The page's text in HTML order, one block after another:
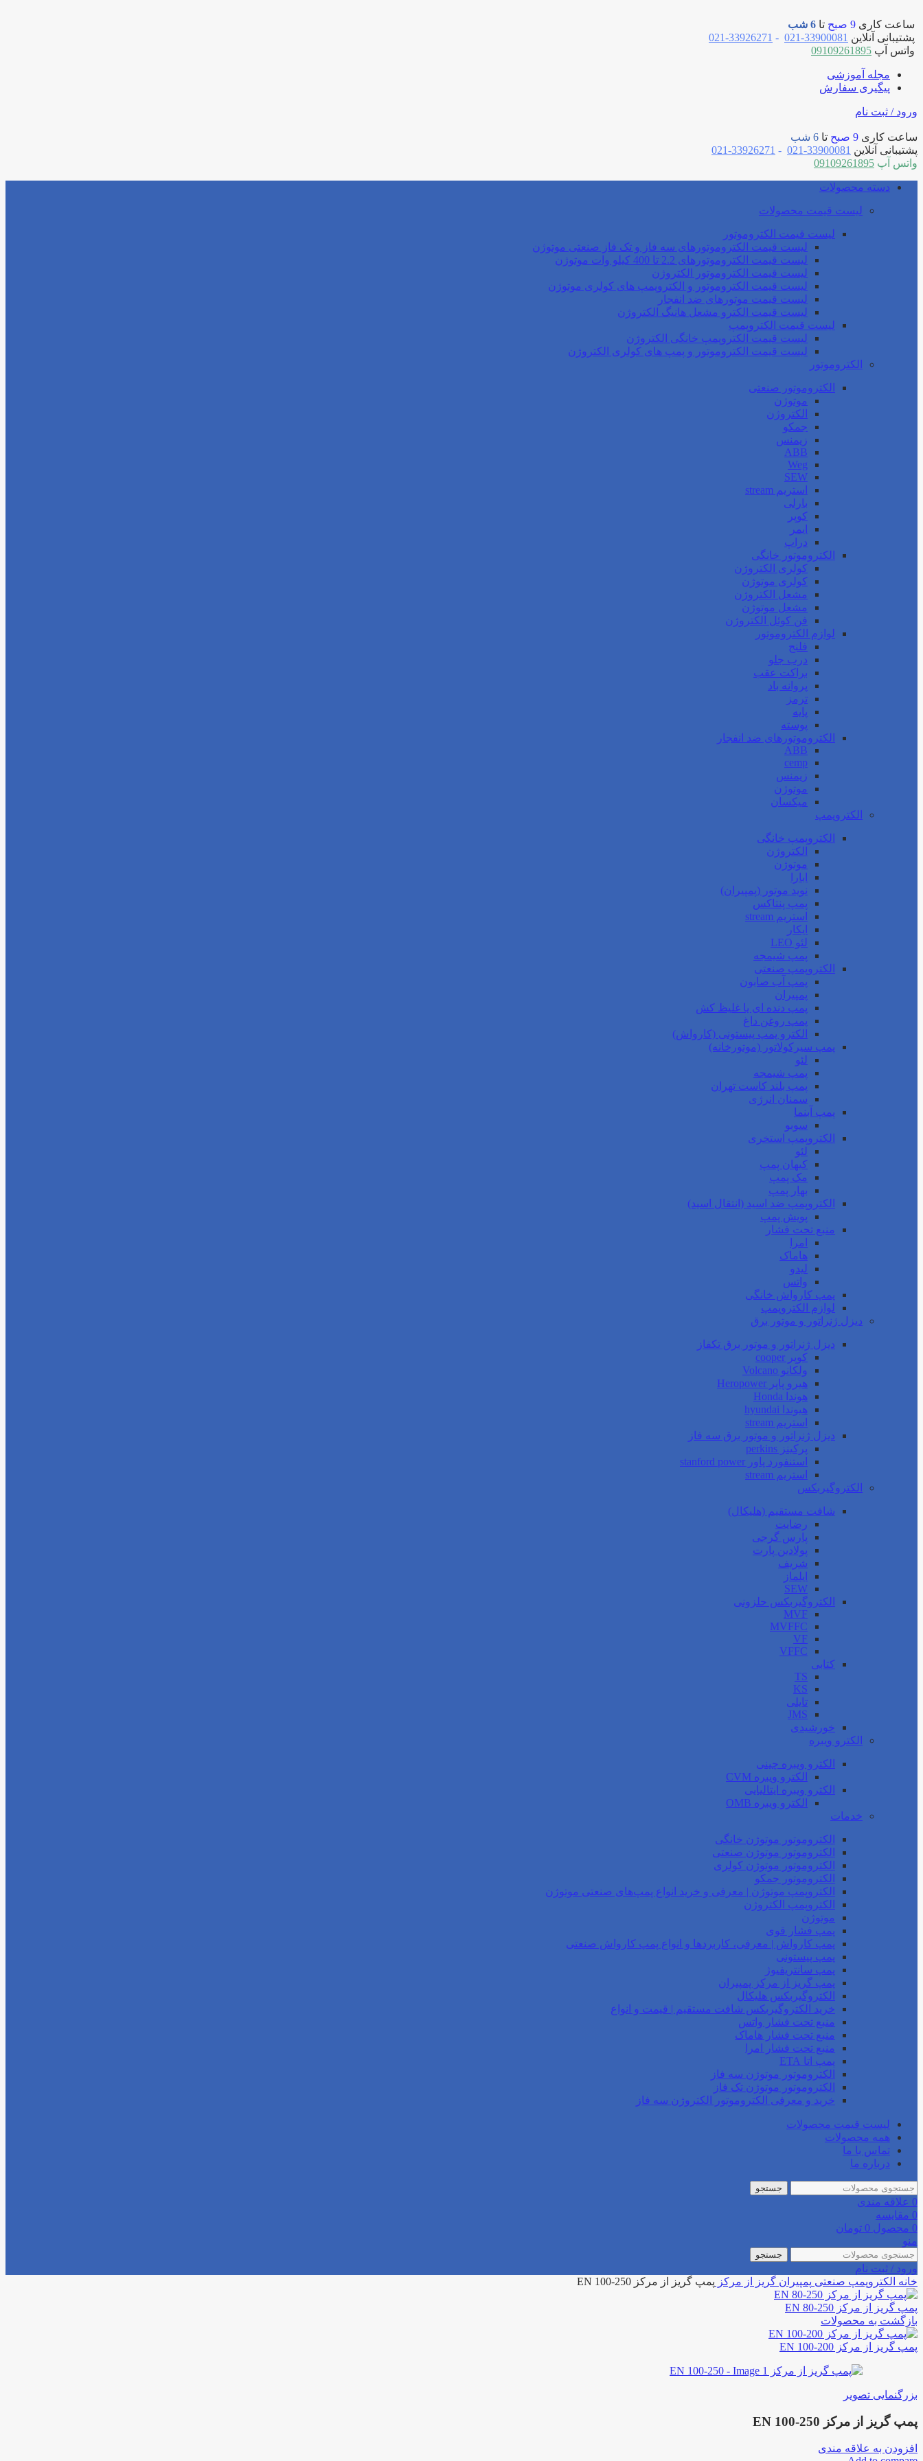
ساعت کاری 9 صبح تا 6 شب
پشتیبانی آنلاین 33900081-021
-
33926271-021
واتس آپ 09109261895
مجله آموزشی
پیگیری سفارش
ورود / ثبت نام
ساعت کاری 9 صبح تا 6 شب
پشتیبانی آنلاین 33900081-021
-
33926271-021
واتس آپ 09109261895
دسته محصولات
لیست قیمت محصولات
لیست قیمت الکتروموتور
لیست قیمت الکتروموتورهای سه فاز و تک فاز صنعتی موتوژن
لیست قیمت الکتروموتورهای 2.2 تا 400 کیلو وات موتوژن
لیست قیمت الکتروموتور الکتروژن
لیست قیمت الکتروموتور و الکتروپمپ های کولری موتوژن
لیست قیمت موتورهای ضد انفجار
لیست قیمت الکترو مشعل هانیگ الکتروژن
لیست قیمت الکتروپمپ
لیست قیمت الکتروپمپ خانگی الکتروژن
لیست قیمت الکتروموتور و پمپ های کولری الکتروژن
الکتروموتور
الکتروموتور صنعتی
موتوژن
الکتروژن
جمکو
زیمنس
ABB
Weg
SEW
استریم stream
بارلی
کوپر
ایمر
دراپ
الکتروموتور خانگی
کولری الکتروژن
کولری موتوژن
مشعل الکتروژن
مشعل موتوژن
فن کوئل الکتروژن
لوازم الکتروموتور
فلنج
درب جلو
براکت عقب
پروانه باد
ترمز
پایه
پوسته
الکتروموتورهای ضد انفجار
ABB
cemp
زیمنس
موتوژن
میکسان
الکتروپمپ
الکتروپمپ خانگی
الکتروژن
موتوژن
ابارا
نوید موتور (پمپیران)
پمپ پنتاکس
استریم stream
ایکار
لئو LEO
پمپ شیمجه
الکتروپمپ صنعتی
پمپ آب صابون
پمپیران
پمپ دنده ای یا غلیظ کش
پمپ روغن داغ
الکترو پمپ پیستونی (کارواش)
پمپ سیرکولاتور (موتورخانه)
لئو
پمپ شیمجه
پمپ بلند کاست تهران
سمنان انرژی
پمپ آبنما
سوبو
الکتروپمپ استخری
لئو
کیهان پمپ
مک پمپ
بهار پمپ
الکتروپمپ ضد اسید (انتقال اسید)
پویش پمپ
منبع تحت فشار
امرا
هاماک
لیدو
واتس
پمپ کارواش خانگی
لوازم الکتروپمپ
دیزل ژنراتور و موتور برق
دیزل ژنراتور و موتور برق تکفاز
کوپر cooper
ولکانو Volcano
هیرو پاپر Heropower
هوندا Honda
هیوندا hyundai
استریم stream
دیزل ژنراتور و موتور برق سه فاز
پرکینز perkins
استنفورد پاور stanford power
استریم stream
الکتروگیربکس
شافت مستقیم (هلیکال)
رضایت
پارس گرجی
پولادین پارت
شریف
ایلماز
SEW
الکتروگیربکس حلزونی
MVF
MVFFC
VF
VFFC
کتابی
TS
KS
تایلی
JMS
خورشیدی
الکترو ویبره
الکترو ویبره چینی
الکترو ویبره CVM
الکترو ویبره ایتالیایی
الکترو ویبره OMB
خدمات
الکتروموتور موتوژن خانگی
الکتروموتور موتوژن صنعتی
الکتروموتور موتوژن کولری
الکتروموتور جمکو
الکتروپمپ موتوژن | معرفی و خرید انواع پمپ‌های صنعتی موتوژن
الکتروپمپ الکتروژن
موتوژن
پمپ فشار قوی
پمپ کارواش | معرفی، کاربردها و انواع پمپ کارواش صنعتی
پمپ پیستونی
پمپ سانتریفیوژ
پمپ گریز از مرکز پمپیران
الکتروگیربکس هلیکال
خرید الکتروگیربکس شافت مستقیم | قیمت و انواع
منبع تحت فشار واتس
منبع تحت فشار هاماک
منبع تحت فشار امرا
پمپ اتا ETA
الکتروموتور موتوژن سه فاز
الکتروموتور موتوژن تک فاز
خرید و معرفی الکتروموتور الکتروژن سه فاز
لیست قیمت محصولات
همه محصولات
تماس با ما
درباره ما
جستجو
0 علاقه مندی
0 مقایسه
0 محصول 0 تومان
منو
جستجو
ورود / ثبت نام
خانه الکتروپمپ صنعتی پمپیران گریز از مرکز پمپ گریز از مرکز EN 100-250
پمپ گریز از مرکز EN 80-250
بازگشت به محصولات
پمپ گریز از مرکز EN 100-200
بزرگنمایی تصویر
پمپ گریز از مرکز EN 100-250
افزودن به علاقه مندی